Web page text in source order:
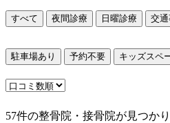
すべて 夜間診療 日曜診療 交
駐車場あり 予約不要
キッズスペ
57件の整骨院・接骨院が見つか